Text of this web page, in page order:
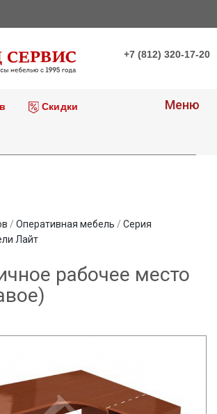
+7 (812) 320-17-20
Скидки Меню
/ Оперативная мебель / Серия
Лайт
рабочее место